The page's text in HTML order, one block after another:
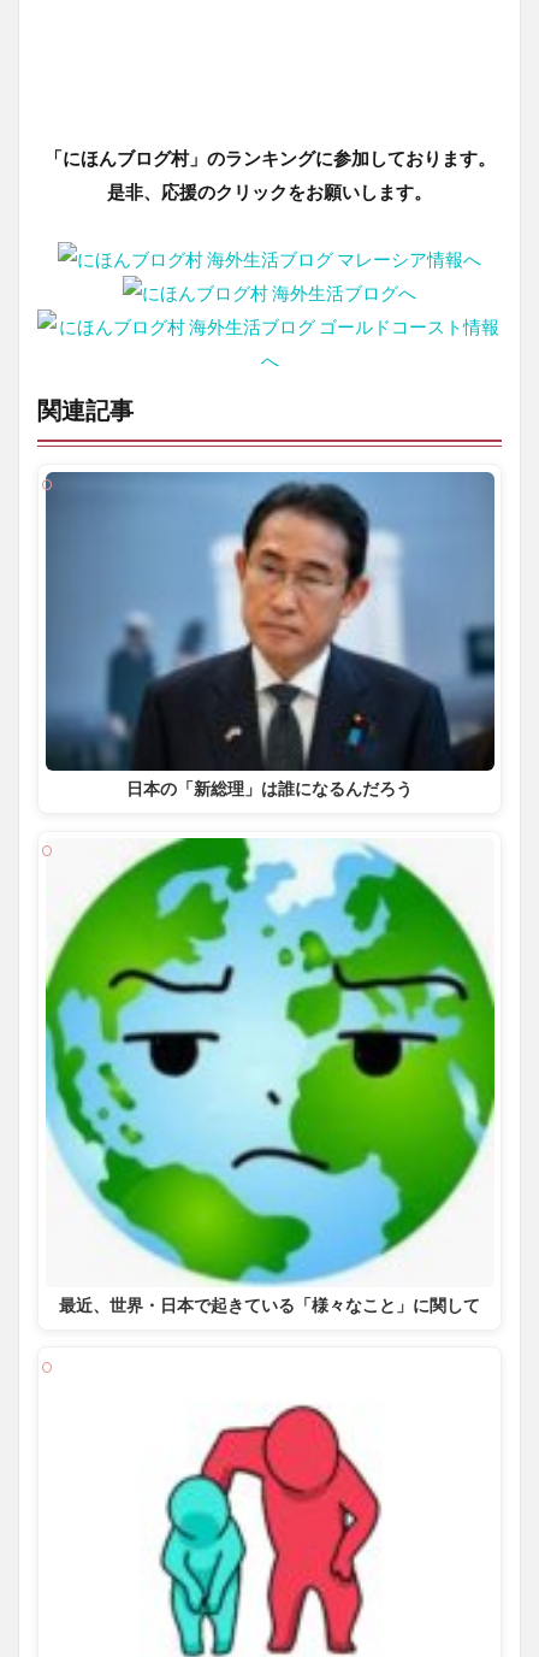
「にほんブログ村」のランキングに参加しております。
是非、応援のクリックをお願いします。
関連記事
日本の「新総理」は誰になるんだろう
最近、世界・日本で起きている「様々なこと」に関して